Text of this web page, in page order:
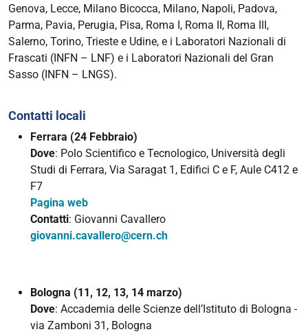
Genova, Lecce, Milano Bicocca, Milano, Napoli, Padova,
Parma, Pavia, Perugia, Pisa, Roma I, Roma II, Roma III,
Salerno, Torino, Trieste e Udine, e i Laboratori Nazionali di
Frascati (INFN – LNF) e i Laboratori Nazionali del Gran
Sasso (INFN – LNGS).
Contatti locali
Ferrara (24 Febbraio)
Dove: Polo Scientifico e Tecnologico, Università degli
Studi di Ferrara, Via Saragat 1, Edifici C e F, Aule C412 e
F7
Pagina web
Contatti: Giovanni Cavallero
giovanni.cavallero@cern.ch
Bologna (11, 12, 13, 14 marzo)
Dove: Accademia delle Scienze dell’Istituto di Bologna -
via Zamboni 31, Bologna